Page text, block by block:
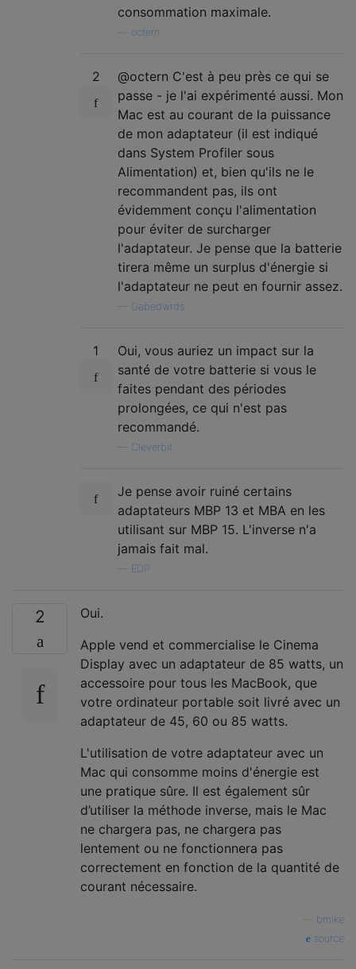
consommation maximale.
octern
2
@octern C'est à peu près ce qui se
passe - je l'ai expérimenté aussi. Mon
Mac est au courant de la puissance
de mon adaptateur (il est indiqué
dans System Profiler sous
Alimentation) et, bien qu'ils ne le
recommandent pas, ils ont
évidemment conçu l'alimentation
pour éviter de surcharger
l'adaptateur. Je pense que la batterie
tirera même un surplus d'énergie si
l'adaptateur ne peut en fournir assez.
Gabedwrds
1
Oui, vous auriez un impact sur la
santé de votre batterie si vous le
faites pendant des périodes
prolongées, ce qui n'est pas
recommandé.
Cleverbit
Je pense avoir ruiné certains
adaptateurs MBP 13 et MBA en les
utilisant sur MBP 15. L'inverse n'a
jamais fait mal.
EDP
2
Oui.
Apple vend et commercialise le Cinema
Display avec un adaptateur de 85 watts, un
accessoire pour tous les MacBook, que
votre ordinateur portable soit livré avec un
adaptateur de 45, 60 ou 85 watts.
L'utilisation de votre adaptateur avec un
Mac qui consomme moins d'énergie est
une pratique sûre. Il est également sûr
d’utiliser la méthode inverse, mais le Mac
ne chargera pas, ne chargera pas
lentement ou ne fonctionnera pas
correctement en fonction de la quantité de
courant nécessaire.
bmike
source